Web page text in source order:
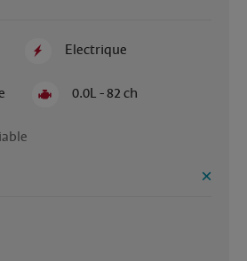
Electrique
0.0L - 82 ch